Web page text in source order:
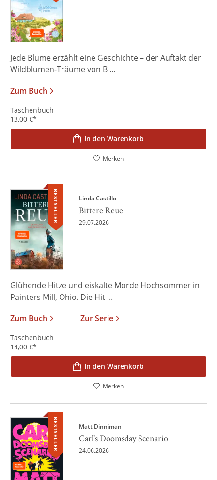
Jede Blume erzählt eine Geschichte – der Auftakt der
Wildblumen-Träume von B ...
Zum Buch
Taschenbuch
13,00 €*
In den Warenkorb
Merken
BESTSELLER Linda Castillo
Bittere Reue
29.07.2026
Glühende Hitze und eiskalte Morde Hochsommer in
Painters Mill, Ohio. Die Hit ...
Zum Buch
Zur Serie
Taschenbuch
14,00 €*
In den Warenkorb
Merken
BESTSELLER Matt Dinniman
Carl's Doomsday Scenario
24.06.2026